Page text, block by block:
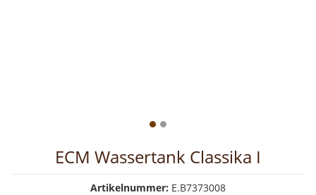
ECM Wassertank Classika I
Artikelnummer: E.B7373008